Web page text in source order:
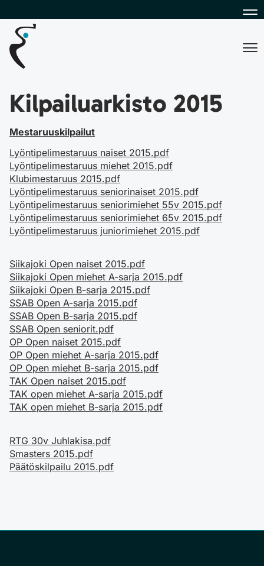
Kilpailuarkisto 2015
Mestaruuskilpailut
Lyöntipelimestaruus naiset 2015.pdf
Lyöntipelimestaruus miehet 2015.pdf
Klubimestaruus 2015.pdf
Lyöntipelimestaruus seniorinaiset 2015.pdf
Lyöntipelimestaruus seniorimiehet 55v 2015.pdf
Lyöntipelimestaruus seniorimiehet 65v 2015.pdf
Lyöntipelimestaruus juniorimiehet 2015.pdf
Siikajoki Open naiset 2015.pdf
Siikajoki Open miehet A-sarja 2015.pdf
Siikajoki Open B-sarja 2015.pdf
SSAB Open A-sarja 2015.pdf
SSAB Open B-sarja 2015.pdf
SSAB Open seniorit.pdf
OP Open naiset 2015.pdf
OP Open miehet A-sarja 2015.pdf
OP Open miehet B-sarja 2015.pdf
TAK Open naiset 2015.pdf
TAK open miehet A-sarja 2015.pdf
TAK open miehet B-sarja 2015.pdf
RTG 30v Juhlakisa.pdf
Smasters 2015.pdf
Päätöskilpailu 2015.pdf